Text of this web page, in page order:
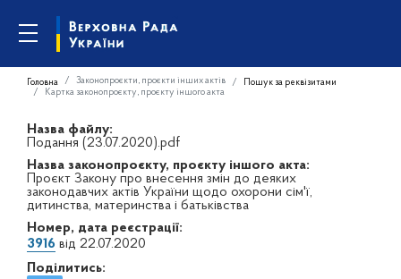
Головна Законопроєкти, проєкти інших актів
Пошук за реквізитами
Картка законопроєкту, проєкту іншого акта
Назва файлу:
Подання (23.07.2020).pdf
Назва законопроєкту, проєкту іншого акта:
Проєкт Закону про внесення змін до деяких
законодавчих актів України щодо охорони сім'ї,
дитинства, материнства і батьківства
Номер, дата реєстрації:
3916 від 22.07.2020
Поділитись: